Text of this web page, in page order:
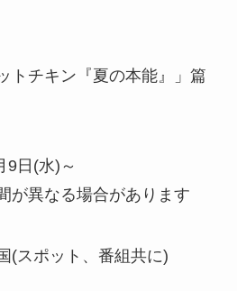
トチキン『夏の本能』」篇
9日(水)～
が異なる場合があります
(スポット、番組共に)